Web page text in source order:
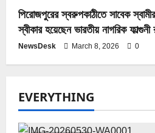
পিরোজপুরের স্বরুপকাঠীতে সাবেক স্বামীর
স্বীকার হয়েছেন ভারতীয় নাগরিক ফাল্গুনী
NewsDesk March 8, 2026 0
EVERYTHING